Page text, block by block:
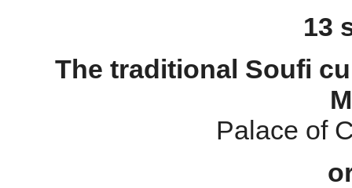
13
The traditional Soufi
Palace of